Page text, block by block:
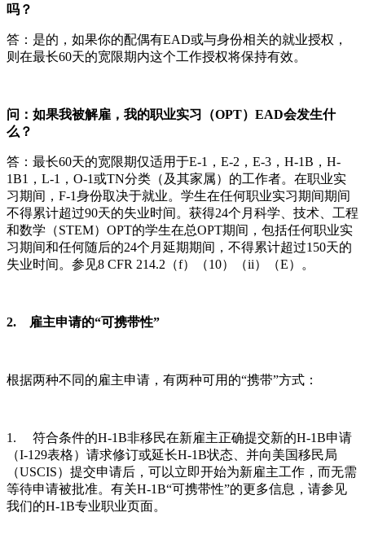
吗？
答：是的，如果你的配偶有EAD或与身份相关的就业授权，
则在最长60天的宽限期内这个工作授权将保持有效。
问：如果我被解雇，我的职业实习（OPT）EAD会发生什
么？
答：最长60天的宽限期仅适用于E-1，E-2，E-3，H-1B，H-
1B1，L-1，O-1或TN分类（及其家属）的工作者。在职业实
习期间，F-1身份取决于就业。学生在任何职业实习期间期间
不得累计超过90天的失业时间。获得24个月科学、技术、工程
和数学（STEM）OPT的学生在总OPT期间，包括任何职业实
习期间和任何随后的24个月延期期间，不得累计超过150天的
失业时间。参见8 CFR 214.2（f）（10）（ii）（E）。
2. 雇主申请的“可携带性”
根据两种不同的雇主申请，有两种可用的“携带”方式：
1. 符合条件的H-1B非移民在新雇主正确提交新的H-1B申请
（I-129表格）请求修订或延长H-1B状态、并向美国移民局
（USCIS）提交申请后，可以立即开始为新雇主工作，而无需
等待申请被批准。有关H-1B“可携带性”的更多信息，请参见
我们的H-1B专业职业页面。